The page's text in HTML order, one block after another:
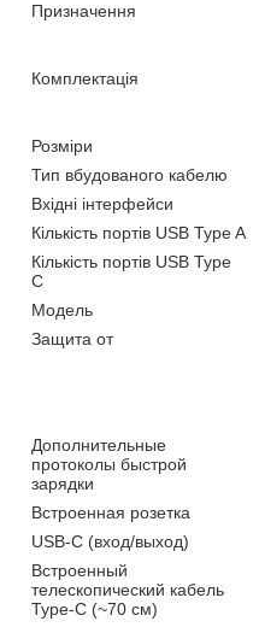
Призначення
Комплектація
Розміри
Тип вбудованого кабелю
Вхідні інтерфейси
Кількість портів USB Type A
Кількість портів USB Type
С
Мoдель
Защита от
Дополнительные
протоколы быстрой
зарядки
Встроенная розетка
USB-C (вход/выход)
Встроенный
телескопический кабель
Type-C (~70 см)